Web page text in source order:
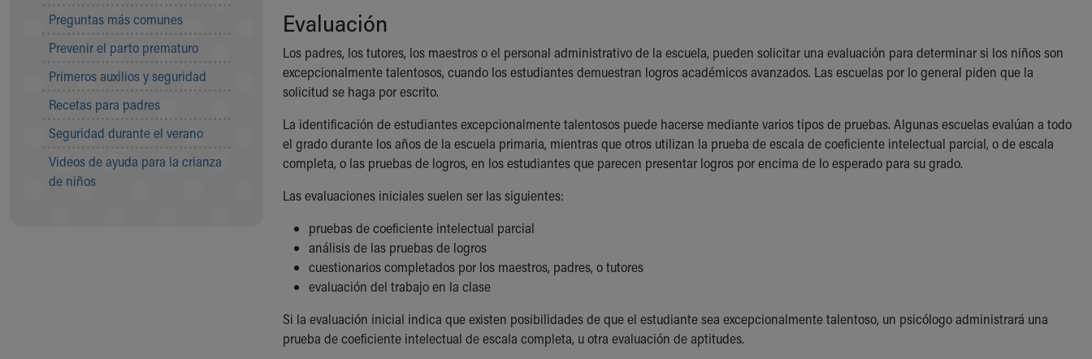
Department of Public Safety
Health Info
Health Information
Healthy Info, Healthy Kids
Inside Children's Blog
KidsHealth Topics
Family Library
Educational Resources
Injury Prevention
Preguntas más comunes
Prevenir el parto prematuro
Primeros auxilios y seguridad
Recetas para padres
Seguridad durante el verano
Videos de ayuda para la crianza
de niños
Evaluación
Los padres, los tutores, los maestros o el personal administrativo de la escuela, pueden solicitar una evaluación para determinar si los niños son
excepcionalmente talentosos, cuando los estudiantes demuestran logros académicos avanzados. Las escuelas por lo general piden que la
solicitud se haga por escrito.
La identificación de estudiantes excepcionalmente talentosos puede hacerse mediante varios tipos de pruebas. Algunas escuelas evalúan a todo
el grado durante los años de la escuela primaria, mientras que otros utilizan la prueba de escala de coeficiente intelectual parcial, o de escala
completa, o las pruebas de logros, en los estudiantes que parecen presentar logros por encima de lo esperado para su grado.
Las evaluaciones iniciales suelen ser las siguientes:
pruebas de coeficiente intelectual parcial
análisis de las pruebas de logros
cuestionarios completados por los maestros, padres, o tutores
evaluación del trabajo en la clase
Si la evaluación inicial indica que existen posibilidades de que el estudiante sea excepcionalmente talentoso, un psicólogo administrará una
prueba de coeficiente intelectual de escala completa, u otra evaluación de aptitudes.